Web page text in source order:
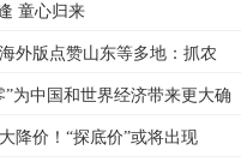
童心归来
外版点赞山东等多地：抓农
”为中国和世界经济带来更大确
降价！“探底价”或将出现